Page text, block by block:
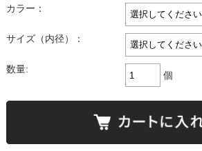
カラー：
サイズ（内径）：
数量:
個